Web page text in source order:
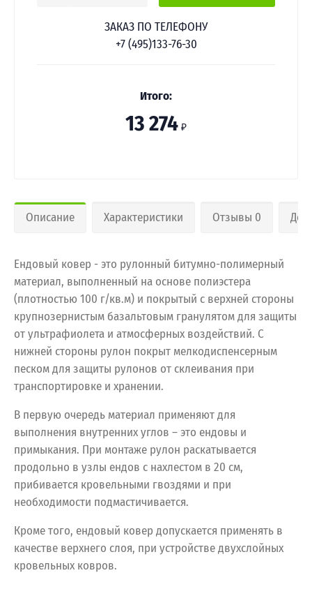
ЗАКАЗ ПО ТЕЛЕФОНУ
+7 (495)133-76-30
Итого:
13 274 ₽
Описание Характеристики Отзывы 0
Ендовый ковер - это рулонный битумно-полимерный
материал, выполненный на основе полиэстера
(плотностью 100 г/кв.м) и покрытый с верхней стороны
крупнозернистым базальтовым гранулятом для защиты
от ультрафиолета и атмосферных воздействий. С
нижней стороны рулон покрыт мелкодиспенсерным
песком для защиты рулонов от склеивания при
транспортировке и хранении.
В первую очередь материал применяют для
выполнения внутренних углов – это ендовы и
примыкания. При монтаже рулон раскатывается
продольно в узлы ендов с нахлестом в 20 см,
прибивается кровельными гвоздями и при
необходимости подмастичивается.
Кроме того, ендовый ковер допускается применять в
качестве верхнего слоя, при устройстве двухслойных
кровельных ковров.